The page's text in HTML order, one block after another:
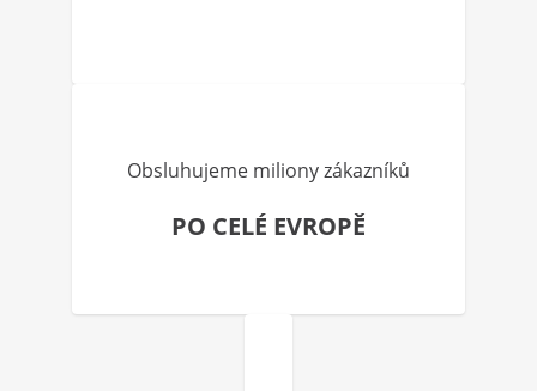
Obsluhujeme miliony zákazníků
PO CELÉ EVROPĚ